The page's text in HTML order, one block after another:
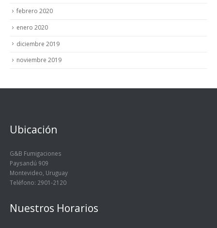
febrero 2020
enero 2020
diciembre 2019
noviembre 2019
Ubicación
G&B Fumigaciones
Paysandú 909
Montevideo, Uruguay
Teléfono: 2901-2120
Nuestros Horarios